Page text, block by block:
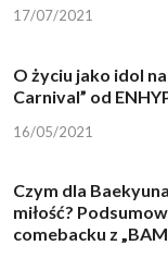
17/07/2021
O życiu jako idol
Carnival” od
16/05/2021
Czym dla
miłość?
comebacku z